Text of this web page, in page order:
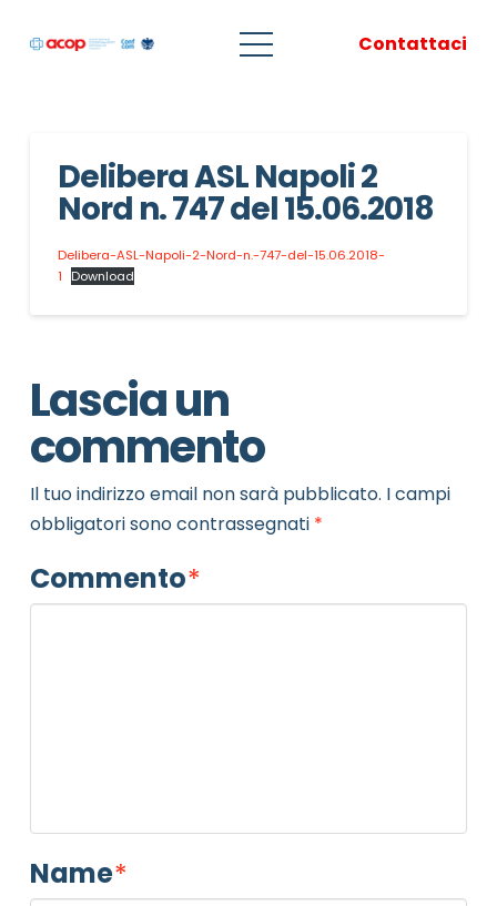
Contattaci
Delibera ASL Napoli 2
Nord n. 747 del 15.06.2018
Delibera-ASL-Napoli-2-Nord-n.-747-del-15.06.2018-
1
Download
Lascia un
commento
Il tuo indirizzo email non sarà pubblicato. I campi
obbligatori sono contrassegnati *
Commento*
Name*